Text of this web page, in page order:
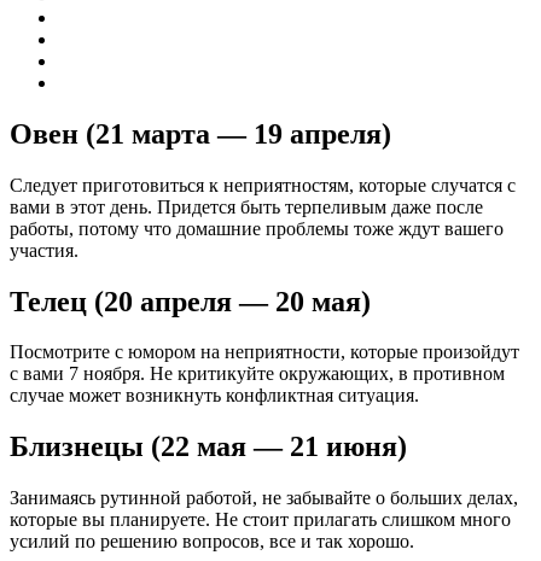
Овен (21 марта — 19 апреля)
Следует приготовиться к неприятностям, которые случатся с
вами в этот день. Придется быть терпеливым даже после
работы, потому что домашние проблемы тоже ждут вашего
участия.
Телец (20 апреля — 20 мая)
Посмотрите с юмором на неприятности, которые произойдут
с вами 7 ноября. Не критикуйте окружающих, в противном
случае может возникнуть конфликтная ситуация.
Близнецы (22 мая — 21 июня)
Занимаясь рутинной работой, не забывайте о больших делах,
которые вы планируете. Не стоит прилагать слишком много
усилий по решению вопросов, все и так хорошо.